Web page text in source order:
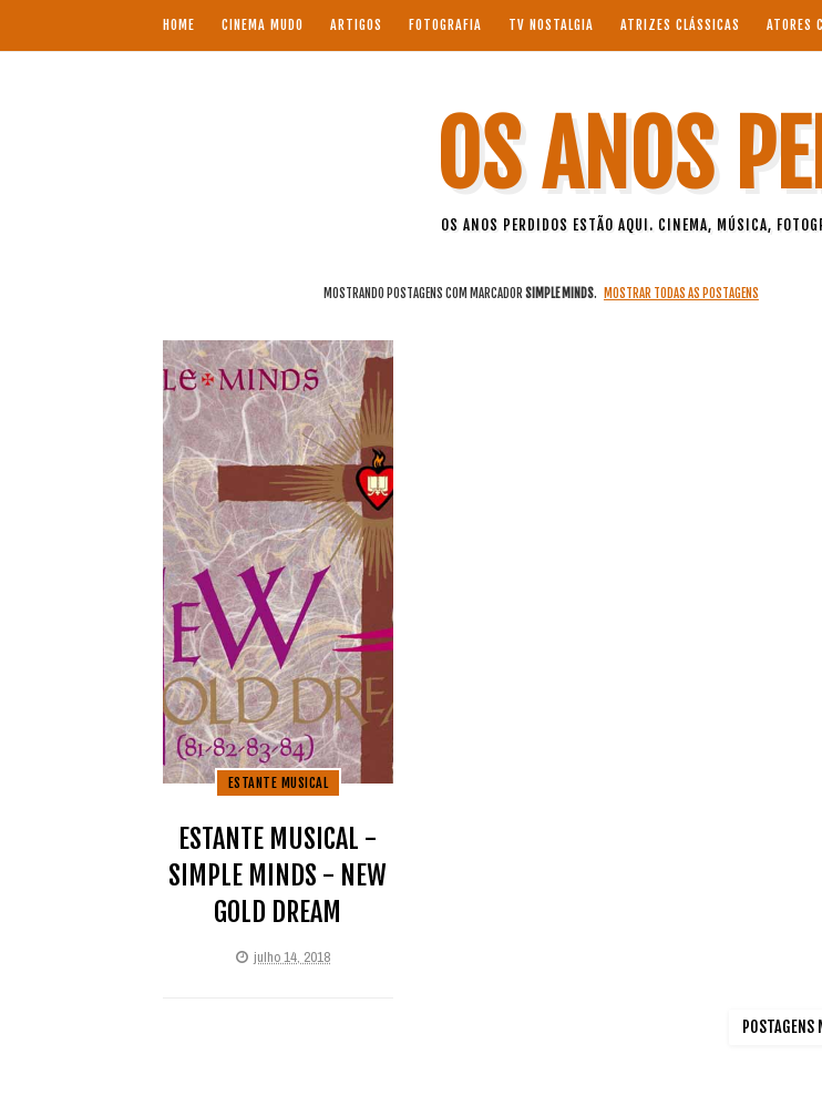
HOME CINEMA MUDO ARTIGOS FOTOGRAFIA TV NOSTALGIA ATRIZES CLÁSSICAS ATORES
OS ANOS
OS ANOS PERDIDOS ESTÃO AQUI. CINEMA, MÚSICA,
MOSTRANDO POSTAGENS COM MARCADORSIMPLE MINDS. MOSTRAR TODAS AS POSTAGENS
ESTANTE MUSICAL
ESTANTE MUSICAL -
SIMPLE MINDS - NEW
GOLD DREAM
julho 14, 2018